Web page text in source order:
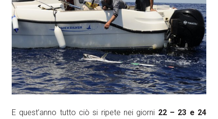
E quest’anno tutto ciò si ripete nei giorni 22 – 23 e 24